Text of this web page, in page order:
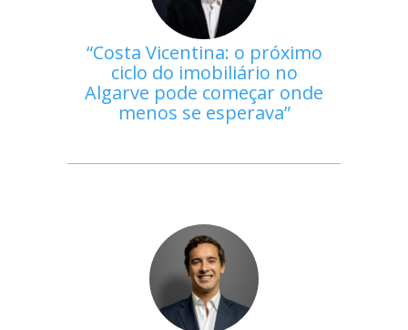
Costa Vicentina: o próximo
ciclo do imobiliário no
Algarve pode começar onde
menos se esperava